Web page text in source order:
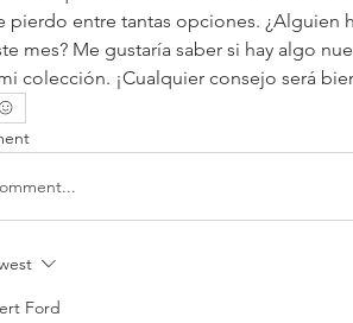
pierdo entre tantas opciones. ¿Alguien
mes? Me gustaría saber si hay algo
colección. ¡Cualquier consejo será
Ford